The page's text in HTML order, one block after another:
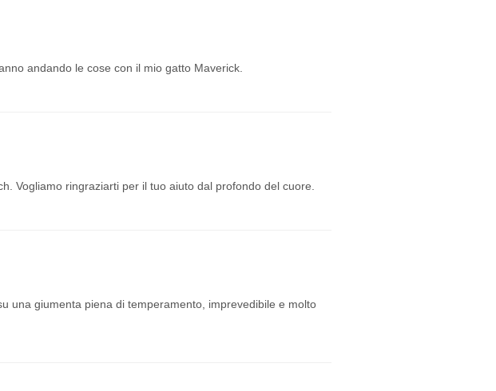
andando le cose con il mio gatto Maverick.
Vogliamo ringraziarti per il tuo aiuto dal profondo del cuore.
una giumenta piena di temperamento, imprevedibile e molto